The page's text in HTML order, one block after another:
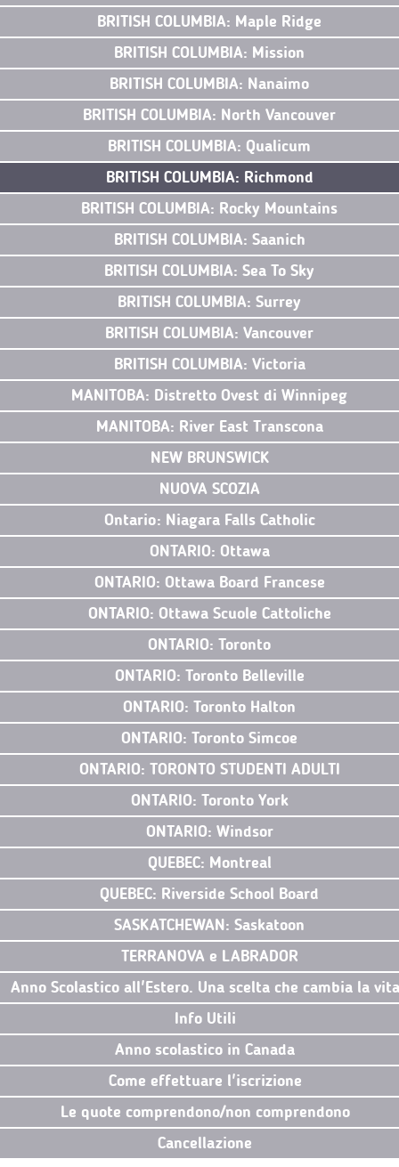
BRITISH COLUMBIA: Maple Ridge
BRITISH COLUMBIA: Mission
BRITISH COLUMBIA: Nanaimo
BRITISH COLUMBIA: North Vancouver
BRITISH COLUMBIA: Qualicum
BRITISH COLUMBIA: Richmond
BRITISH COLUMBIA: Rocky Mountains
BRITISH COLUMBIA: Saanich
BRITISH COLUMBIA: Sea To Sky
BRITISH COLUMBIA: Surrey
BRITISH COLUMBIA: Vancouver
BRITISH COLUMBIA: Victoria
MANITOBA: Distretto Ovest di Winnipeg
MANITOBA: River East Transcona
NEW BRUNSWICK
NUOVA SCOZIA
Ontario: Niagara Falls Catholic
ONTARIO: Ottawa
ONTARIO: Ottawa Board Francese
ONTARIO: Ottawa Scuole Cattoliche
ONTARIO: Toronto
ONTARIO: Toronto Belleville
ONTARIO: Toronto Halton
ONTARIO: Toronto Simcoe
ONTARIO: TORONTO STUDENTI ADULTI
ONTARIO: Toronto York
ONTARIO: Windsor
QUEBEC: Montreal
QUEBEC: Riverside School Board
SASKATCHEWAN: Saskatoon
TERRANOVA e LABRADOR
Anno Scolastico all'Estero. Una scelta che cambia la vita
Info Utili
Anno scolastico in Canada
Come effettuare l'iscrizione
Le quote comprendono/non comprendono
Cancellazione